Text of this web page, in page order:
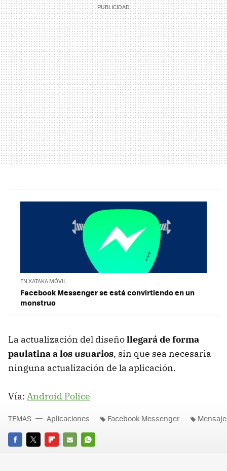
EN XATAKA MÓVIL
Facebook Messenger se está convirtiendo en un
monstruo
La actualización del diseñollegará de forma
paulatina a los usuarios, sin que sea necesaria
ninguna actualización de la aplicación.
Vía: Android Police
FACEBOOK
TWITTERFLIPBOARD
E-
WHATSAPP
TEMAS Aplicaciones Facebook Messenger